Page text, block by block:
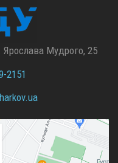
Ярослава Мудрого, 25
2151
ua